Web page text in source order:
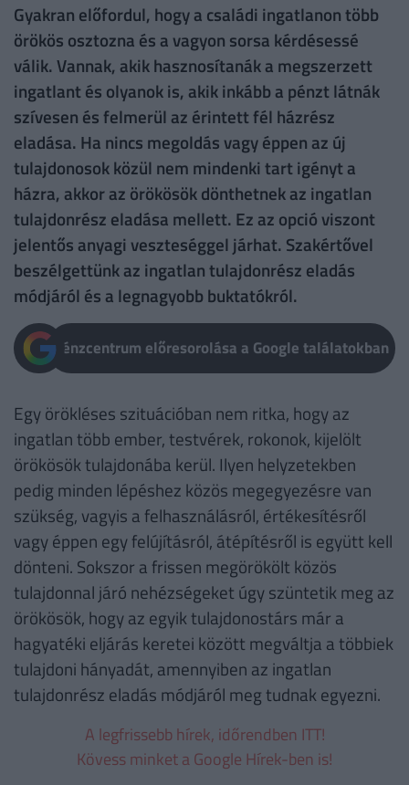
Gyakran előfordul, hogy a családi ingatlanon több
örökös osztozna és a vagyon sorsa kérdésessé
válik. Vannak, akik hasznosítanák a megszerzett
ingatlant és olyanok is, akik inkább a pénzt látnák
szívesen és felmerül az érintett fél házrész
eladása. Ha nincs megoldás vagy éppen az új
tulajdonosok közül nem mindenki tart igényt a
házra, akkor az örökösök dönthetnek az ingatlan
tulajdonrész eladása mellett. Ez az opció viszont
jelentős anyagi veszteséggel járhat. Szakértővel
beszélgettünk az ingatlan tulajdonrész eladás
módjáról és a legnagyobb buktatókról.
Pénzcentrum előresorolása a Google találatokban
Egy örökléses szituációban nem ritka, hogy az
ingatlan több ember, testvérek, rokonok, kijelölt
örökösök tulajdonába kerül. Ilyen helyzetekben
pedig minden lépéshez közös megegyezésre van
szükség, vagyis a felhasználásról, értékesítésről
vagy éppen egy felújításról, átépítésről is együtt kell
dönteni. Sokszor a frissen megörökölt közös
tulajdonnal járó nehézségeket úgy szüntetik meg az
örökösök, hogy az egyik tulajdonostárs már a
hagyatéki eljárás keretei között megváltja a többiek
tulajdoni hányadát, amennyiben az ingatlan
tulajdonrész eladás módjáról meg tudnak egyezni.
A legfrissebb hírek, időrendben ITT!
Kövess minket a Google Hírek-ben is!